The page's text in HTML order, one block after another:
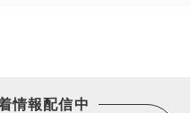
情報配信中